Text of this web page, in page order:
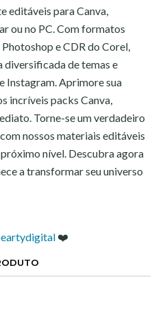
editáveis para Canva,
ou no PC. Com formatos
e CDR do Corel,
diversificada de temas e
Instagram. Aprimore sua
incríveis packs Canva,
Torne-se um verdadeiro
nossos materiais editáveis
nível. Descubra agora
a transformar seu universo
❤️